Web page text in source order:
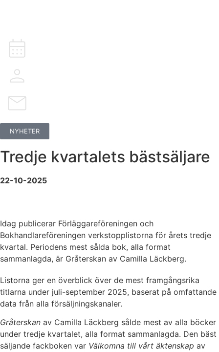
NYHETER
Tredje kvartalets bästsäljare
22-10-2025
Idag publicerar Förläggareföreningen och
Bokhandlareföreningen verkstopplistorna för årets tredje
kvartal. Periodens mest sålda bok, alla format
sammanlagda, är Gråterskan av Camilla Läckberg.
Listorna ger en överblick över de mest framgångsrika
titlarna under juli-september 2025, baserat på omfattande
data från alla försäljningskanaler.
Gråterskan av Camilla Läckberg sålde mest av alla böcker
under tredje kvartalet, alla format sammanlagda. Den bäst
säljande fackboken var Välkomna till vårt äktenskap av